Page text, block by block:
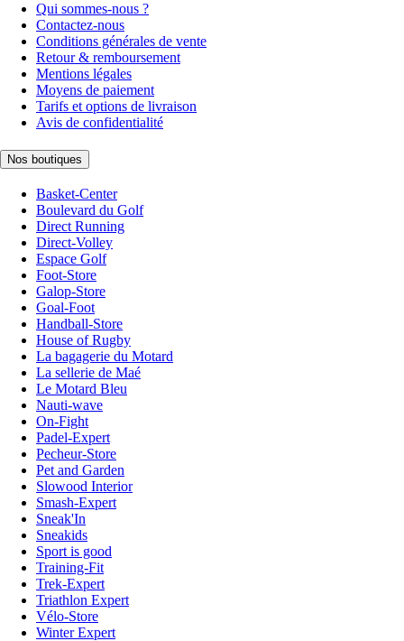
Qui sommes-nous ?
Contactez-nous
Conditions générales de vente
Retour & remboursement
Mentions légales
Moyens de paiement
Tarifs et options de livraison
Avis de confidentialité
Nos boutiques
Basket-Center
Boulevard du Golf
Direct Running
Direct-Volley
Espace Golf
Foot-Store
Galop-Store
Goal-Foot
Handball-Store
House of Rugby
La bagagerie du Motard
La sellerie de Maé
Le Motard Bleu
Nauti-wave
On-Fight
Padel-Expert
Pecheur-Store
Pet and Garden
Slowood Interior
Smash-Expert
Sneak'In
Sneakids
Sport is good
Training-Fit
Trek-Expert
Triathlon Expert
Vélo-Store
Winter Expert